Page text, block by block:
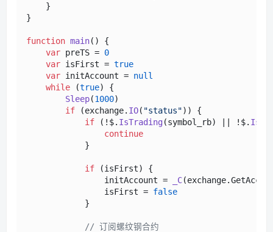
    }
}
function main( ) {
var preTS = 0
var isFirst = true
var initAccount = null
while (true) {
Sleep(1000)
if (exchange. IO( "status")) {
if (!$. IsTrading(symbol_rb) || !$.
continue
            }
if (isFirst) {
                initAccount =
_C(exchange.
                isFirst =
false
            }
// 订阅螺纹钢合约